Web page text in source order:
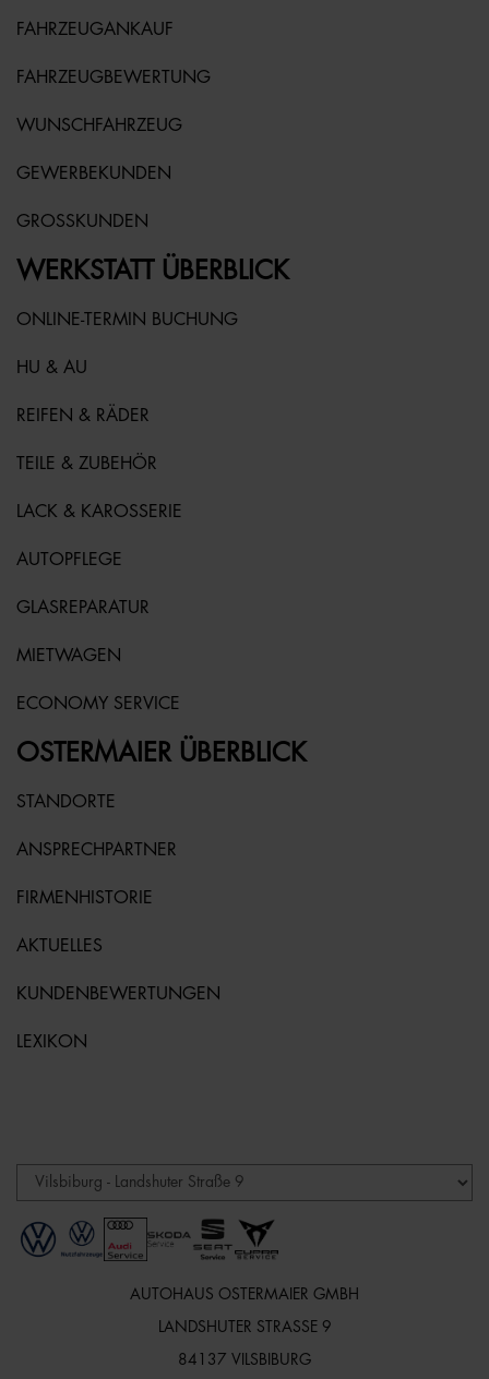
FAHRZEUGANKAUF
FAHRZEUGBEWERTUNG
WUNSCHFAHRZEUG
GEWERBEKUNDEN
GROSSKUNDEN
WERKSTATT ÜBERBLICK
ONLINE-TERMIN BUCHUNG
HU & AU
REIFEN & RÄDER
TEILE & ZUBEHÖR
LACK & KAROSSERIE
AUTOPFLEGE
GLASREPARATUR
MIETWAGEN
ECONOMY SERVICE
OSTERMAIER ÜBERBLICK
STANDORTE
ANSPRECHPARTNER
FIRMENHISTORIE
AKTUELLES
KUNDENBEWERTUNGEN
LEXIKON
AUTOHAUS OSTERMAIER GMBH
LANDSHUTER STRASSE 9
84137 VILSBIBURG